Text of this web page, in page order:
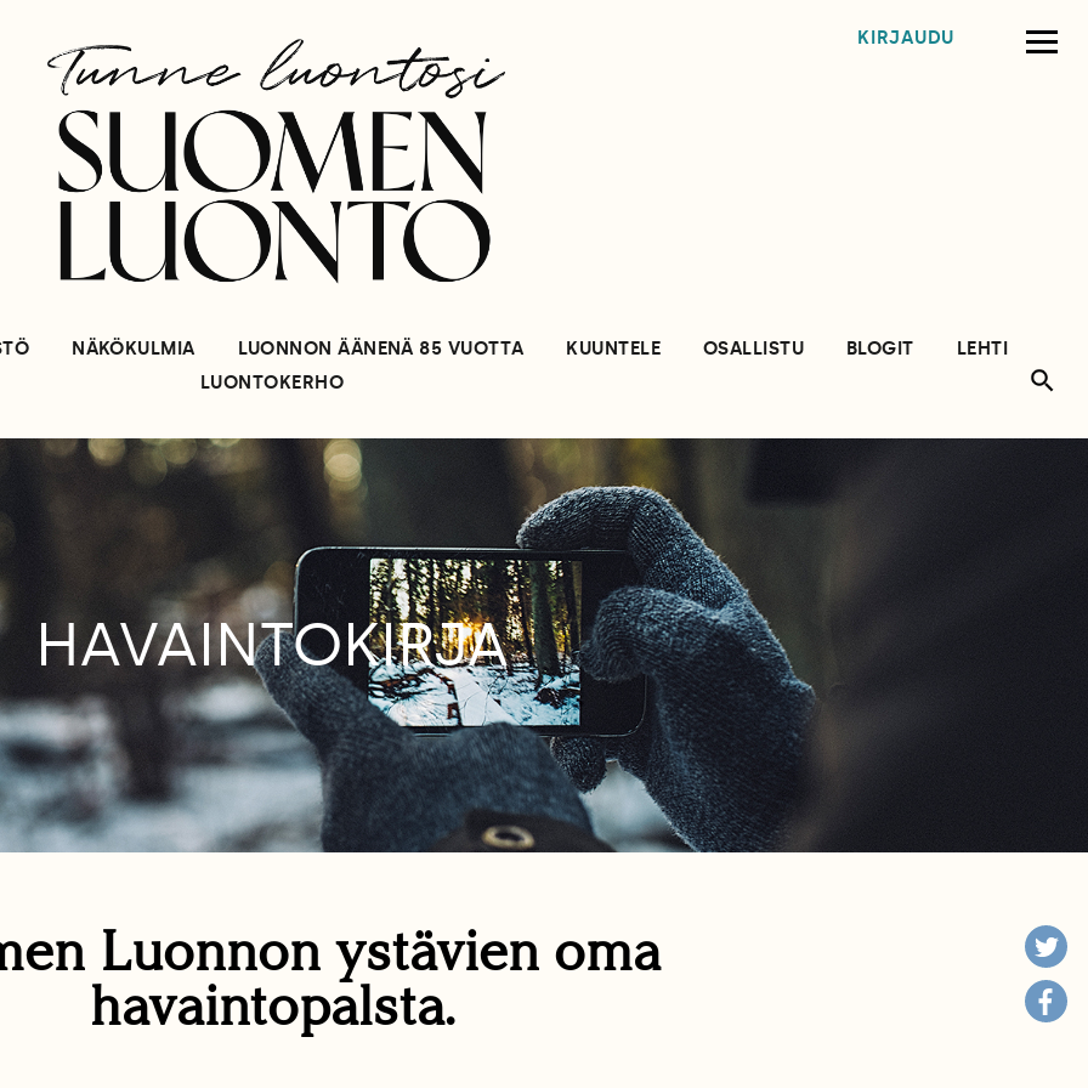
KIRJAUDU
NÄKÖKULMIA LUONNON ÄÄNENÄ 85 VUOTTA KUUNTELE OSALLISTU BLOGIT
LEHTI
LUONTOKERHO
HAVAINTOKIRJA
Luonnon ystävien oma
havaintopalsta.